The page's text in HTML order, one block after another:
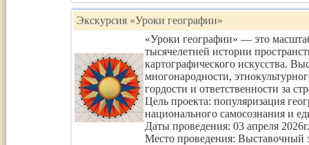
Экскурсия «Уроки географии»
«Уроки географии» — это
тысячелетней истории
картографического искусства.
многонародности,
гордости и ответственности за
Цель проекта: популяризация
национального самосознания и
Даты проведения: 03 апреля
Место проведения: Выставочный